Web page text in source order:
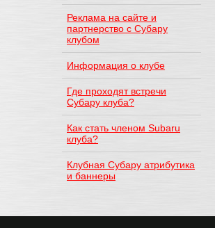
Реклама на сайте и
партнерство с Субару
клубом
Информация о клубе
Где проходят встречи
Субару клуба?
Как стать членом Subaru
клуба?
Клубная Субару атрибутика
и баннеры